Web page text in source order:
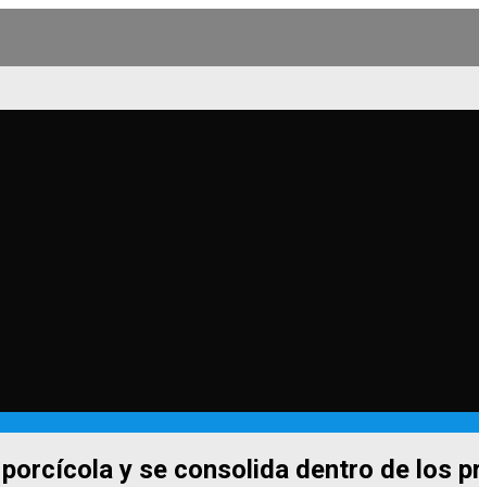
y se consolida dentro de los